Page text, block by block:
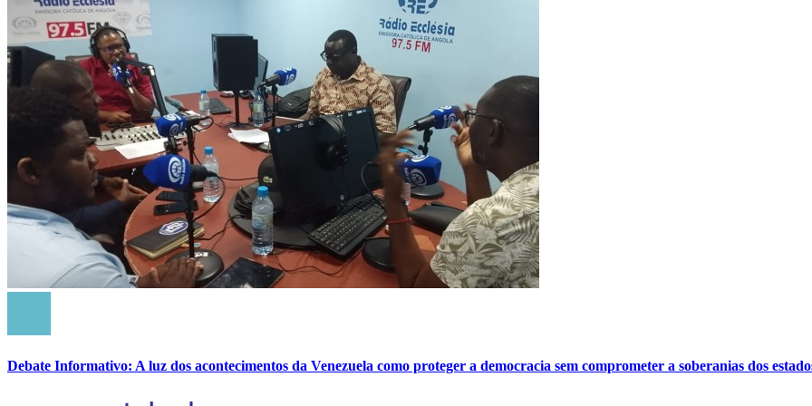
Debate Informativo: A luz dos acontecimentos da Venezuela como proteger a democracia sem comprometer a soberanias dos